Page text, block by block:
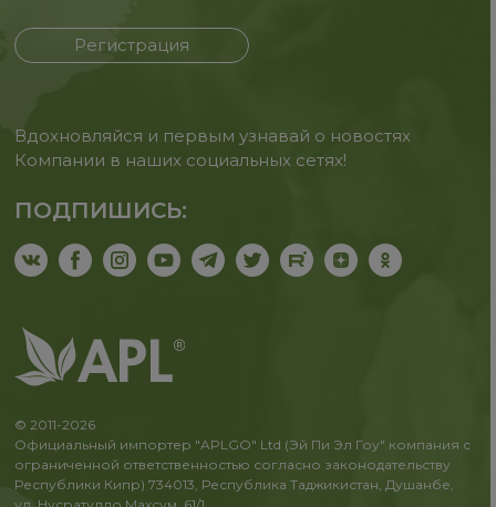
Регистрация
Вдохновляйся и первым узнавай о новостях
Компании в наших социальных сетях!
ПОДПИШИСЬ:
© 2011-2026
Официальный импортер "APLGO" Ltd (Эй Пи Эл Гоу" компания с
ограниченной ответственностью согласно законодательству
Республики Кипр) 734013, Республика Таджикистан, Душанбе,